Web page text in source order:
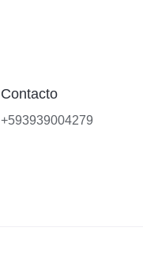
Contacto
+593939004279